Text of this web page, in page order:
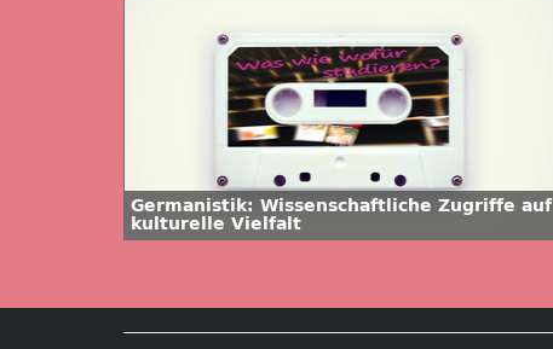
Germanistik: Wissenschaftliche Zugriffe auf
kulturelle Vielfalt